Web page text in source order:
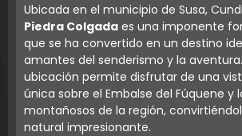
Ubicada en el municipio de Susa,
Piedra Colgada es una imponente
que se ha convertido en un destino
amantes del senderismo y la
ubicación permite disfrutar de una
única sobre el Embalse del Fúquene y
montañosos de la región,
natural impresionante.